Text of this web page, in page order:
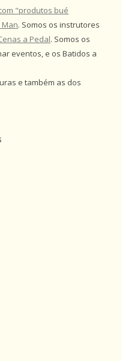
"produtos bué
Man. Somos os instrutores
a Pedal. Somos os
eventos, e os Batidos a
e também as dos